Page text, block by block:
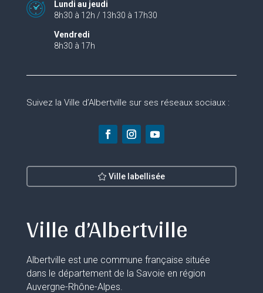
Lundi au jeudi
8h30 à 12h / 13h30 à 17h30
Vendredi
8h30 à 17h
Suivez la Ville d’Albertville sur ses réseaux sociaux :
Ville labellisée
Ville d’Albertville
Albertville est une commune française située
dans le département de la Savoie en région
Auvergne-Rhône-Alpes.